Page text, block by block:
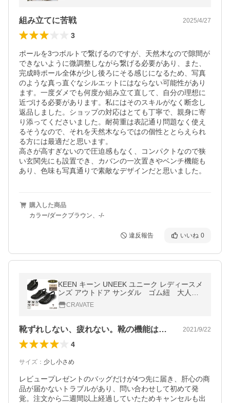
組み立てに苦戦 2025/4/27
3
ポールを3つボルトで繋げるのですが、天然木なので隙間が
できないように微調整しながら繋げる必要があり、また、
完成時ポール全体が少し後ろにそる感じになるため、写真
のような真っ直ぐなシルエットにはならない可能性があり
ます。一度ダメでも何度か組み立て直して、自分の理想に
近づける必要があります。私にはそのスキルがなく断念し
返品しました。ショップの対応はとても丁寧で、親身に寄
り添ってくださいました。耐荷重は表記通り問題なく使え
るそうなので、それを天然木ならではの個性ととらえられ
る方には最適だと思います。
高さが高すぎないので圧迫感もなく、コンパクトなので狭
い玄関先にも設置でき、カバンの一次置きやベンチ機能も
あり、色味も写真通りで素敵なデザインだと思いました。
購入した商品
カラー/ダークブラウン、-/-
違反報告 いいね 0
KEEN キーン UNEEK ユニーク レディースメ
ンズ アウトドア サンダル ゴム紐 大人
気 夏 送料無料
CRAVATE
靴ずれしない、疲れない。靴の機能は優秀。 2021/9/22
4
サイズ ： 少し小さめ
レビュープレゼントのバッグだけが4つ先に届き、肝心の商
品が届かないトラブルがあり、問い合わせして初めて発
覚。注文から二週間以上経過していたためキャンセルも出